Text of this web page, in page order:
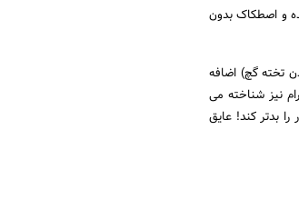
و اصطکاک بدون
تخته گچ) اضافه
نیز شناخته می
بدتر کند! عایق